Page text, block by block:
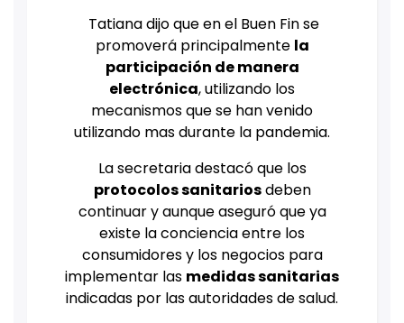
Tatiana dijo que en el Buen Fin se
promoverá principalmente la
participación de manera
electrónica, utilizando los
mecanismos que se han venido
utilizando mas durante la pandemia.
La secretaria destacó que los
protocolos sanitariosdeben
continuar y aunque aseguró que ya
existe la conciencia entre los
consumidores y los negocios para
implementar las medidas sanitarias
indicadas por las autoridades de salud.